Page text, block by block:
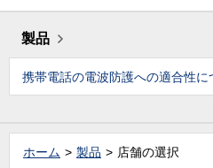
製品
携帯電話の電波防護への適合性に
ホーム 製品 店舗の選択